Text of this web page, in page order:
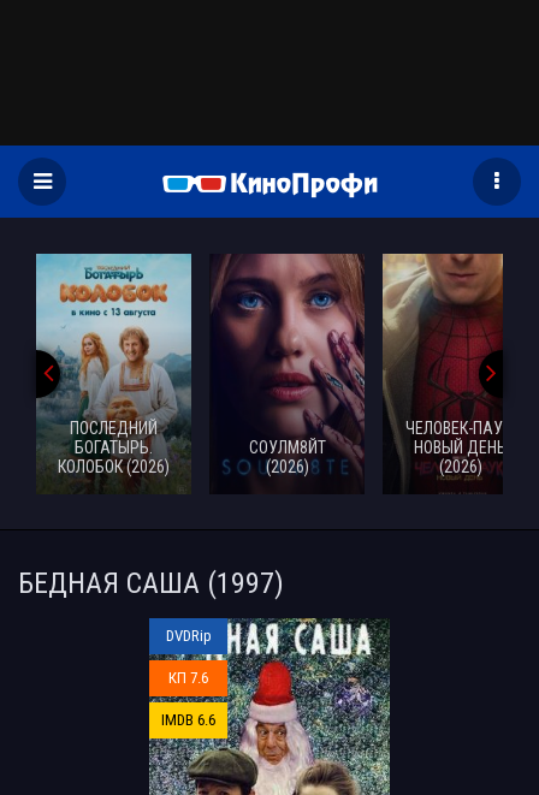
ПОСЛЕДНИЙ
БОГАТЫРЬ.
КОЛОБОК (2026)
СОУЛМ8ЙТ
(2026)
ЧЕЛОВЕК-ПАУК:
НОВЫЙ ДЕНЬ
(2026)
БЕДНАЯ САША (1997)
DVDRip
КП 7.6
IMDB 6.6